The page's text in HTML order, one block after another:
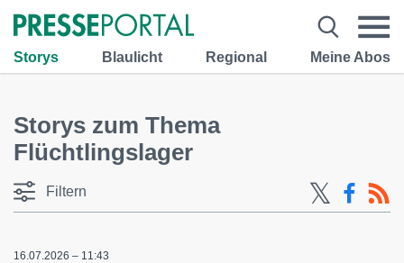
Storys Blaulicht Regional Meine Abos
Storys zum Thema
Flüchtlingslager
Filtern
16.07.2026 – 11:43